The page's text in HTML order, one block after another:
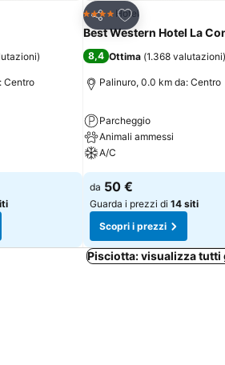
)
Centro
Condividi
Aggiungi ai
4 StelleHotel
Best Western Hotel La
8,4 Ottima (1.368 valutazioni)
Palinuro, 0.0 km da: Centro
Parcheggio
Animali ammessi
A/C
da 50 €
Guarda i prezzi di 14 siti
Scopri i prezzi
Pisciotta: visualizza tutti